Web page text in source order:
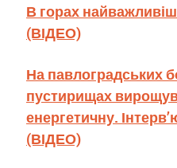
В горах
(ВІДЕО)
На павлоградських
пустирищах
енергетичну.
(ВІДЕО)